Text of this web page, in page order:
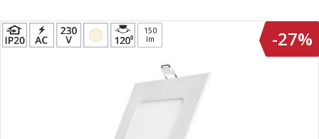
Preskoči
na
150
lm
-27%